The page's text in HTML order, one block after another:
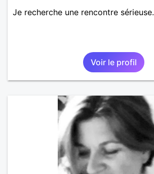
Je recherche une rencontre sérieuse.
Voir le profil